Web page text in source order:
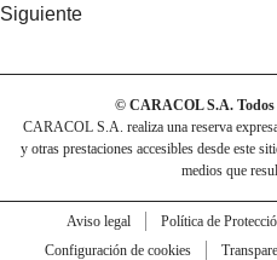
Siguiente
© CARACOL S.A. Todos
CARACOL S.A. realiza una reserva
y otras prestaciones accesibles desde este
medios que
Aviso legal Política de
Configuración de cookies